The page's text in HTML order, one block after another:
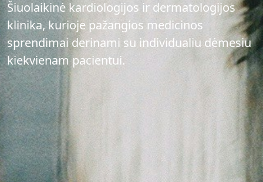
Šiuolaikinė kardiologijos ir dermatologijos
klinika, kurioje pažangios medicinos
sprendimai derinami su individualiu dėmesiu
kiekvienam pacientui.